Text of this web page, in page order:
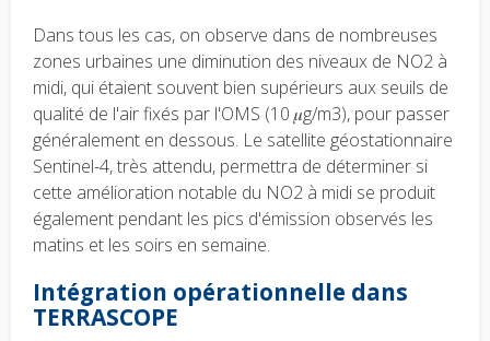
Dans tous les cas, on observe dans de nombreuses
zones urbaines une diminution des niveaux de NO2 à
midi, qui étaient souvent bien supérieurs aux seuils de
qualité de l'air fixés par l'OMS (10 𝜇g/m3), pour passer
généralement en dessous. Le satellite géostationnaire
Sentinel-4, très attendu, permettra de déterminer si
cette amélioration notable du NO2 à midi se produit
également pendant les pics d'émission observés les
matins et les soirs en semaine.
Intégration opérationnelle dans
TERRASCOPE